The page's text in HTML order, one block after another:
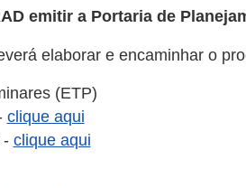
emitir a Portaria de
elaborar e encaminhar o
(ETP)
clique aqui
- clique aqui